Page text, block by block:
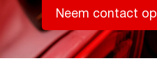
Neem contact op